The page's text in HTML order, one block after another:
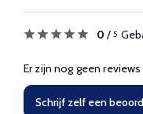
0 / 5
Er zijn nog geen
Schrijf zelf een